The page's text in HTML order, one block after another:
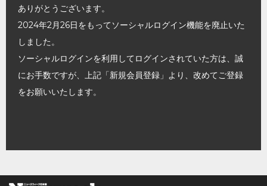
ありがとうございます。
2024年2月26日をもってソーシャルログイン機能を廃止いた
しました。
ソーシャルログインを利用してログインされていた方は、誠
にお手数ですが、上記「新規会員登録」より、改めてご登録
をお願いいたします。